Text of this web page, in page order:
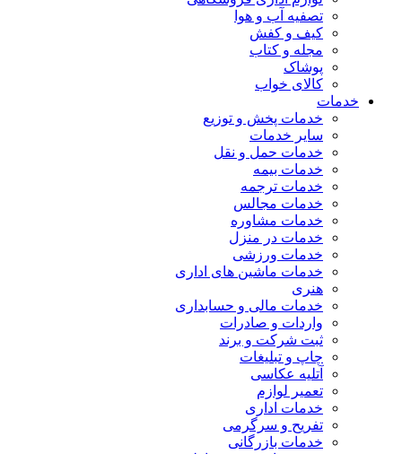
تصفیه آب و هوا
کیف و کفش
مجله و کتاب
پوشاک
کالای خواب
خدمات
خدمات پخش و توزیع
سایر خدمات
خدمات حمل و نقل
خدمات بیمه
خدمات ترجمه
خدمات مجالس
خدمات مشاوره
خدمات در منزل
خدمات ورزشی
خدمات ماشین های اداری
هنری
خدمات مالی و حسابداری
واردات و صادرات
ثبت شرکت و برند
چاپ و تبلیغات
آتلیه عکاسی
تعمیر لوازم
خدمات اداری
تفریح و سرگرمی
خدمات بازرگانی